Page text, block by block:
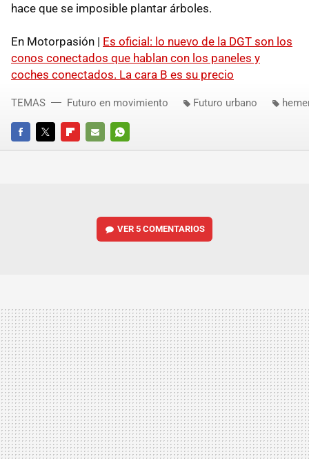
hace que se imposible plantar árboles.
En Motorpasión | Es oficial: lo nuevo de la DGT son los
conos conectados que hablan con los paneles y
coches conectados. La cara B es su precio
FACEBOOKTWITTERFLIPBOARD
E-
WHATSAPP
TEMAS Futuro en movimiento Futuro urbano
VER5 COMENTARIOS